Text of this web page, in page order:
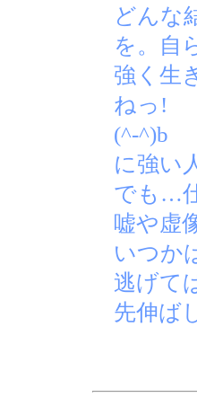
どんな
を。自
強く生
ねっ!
(^-
に強い
でも…
嘘や虚
いつか
逃げて
先伸ば